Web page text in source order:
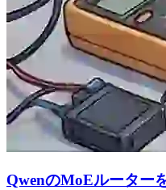
QwenのMoEルーター